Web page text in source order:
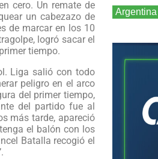
cero. Un remate de
un cabezazo de
de marcar en los 10
logró sacar el
tiempo.
Liga salió con todo
peligro en el arco
del primer tiempo,
del partido fue al
más tarde, apareció
el balón con los
Batalla recogió el
Argentina